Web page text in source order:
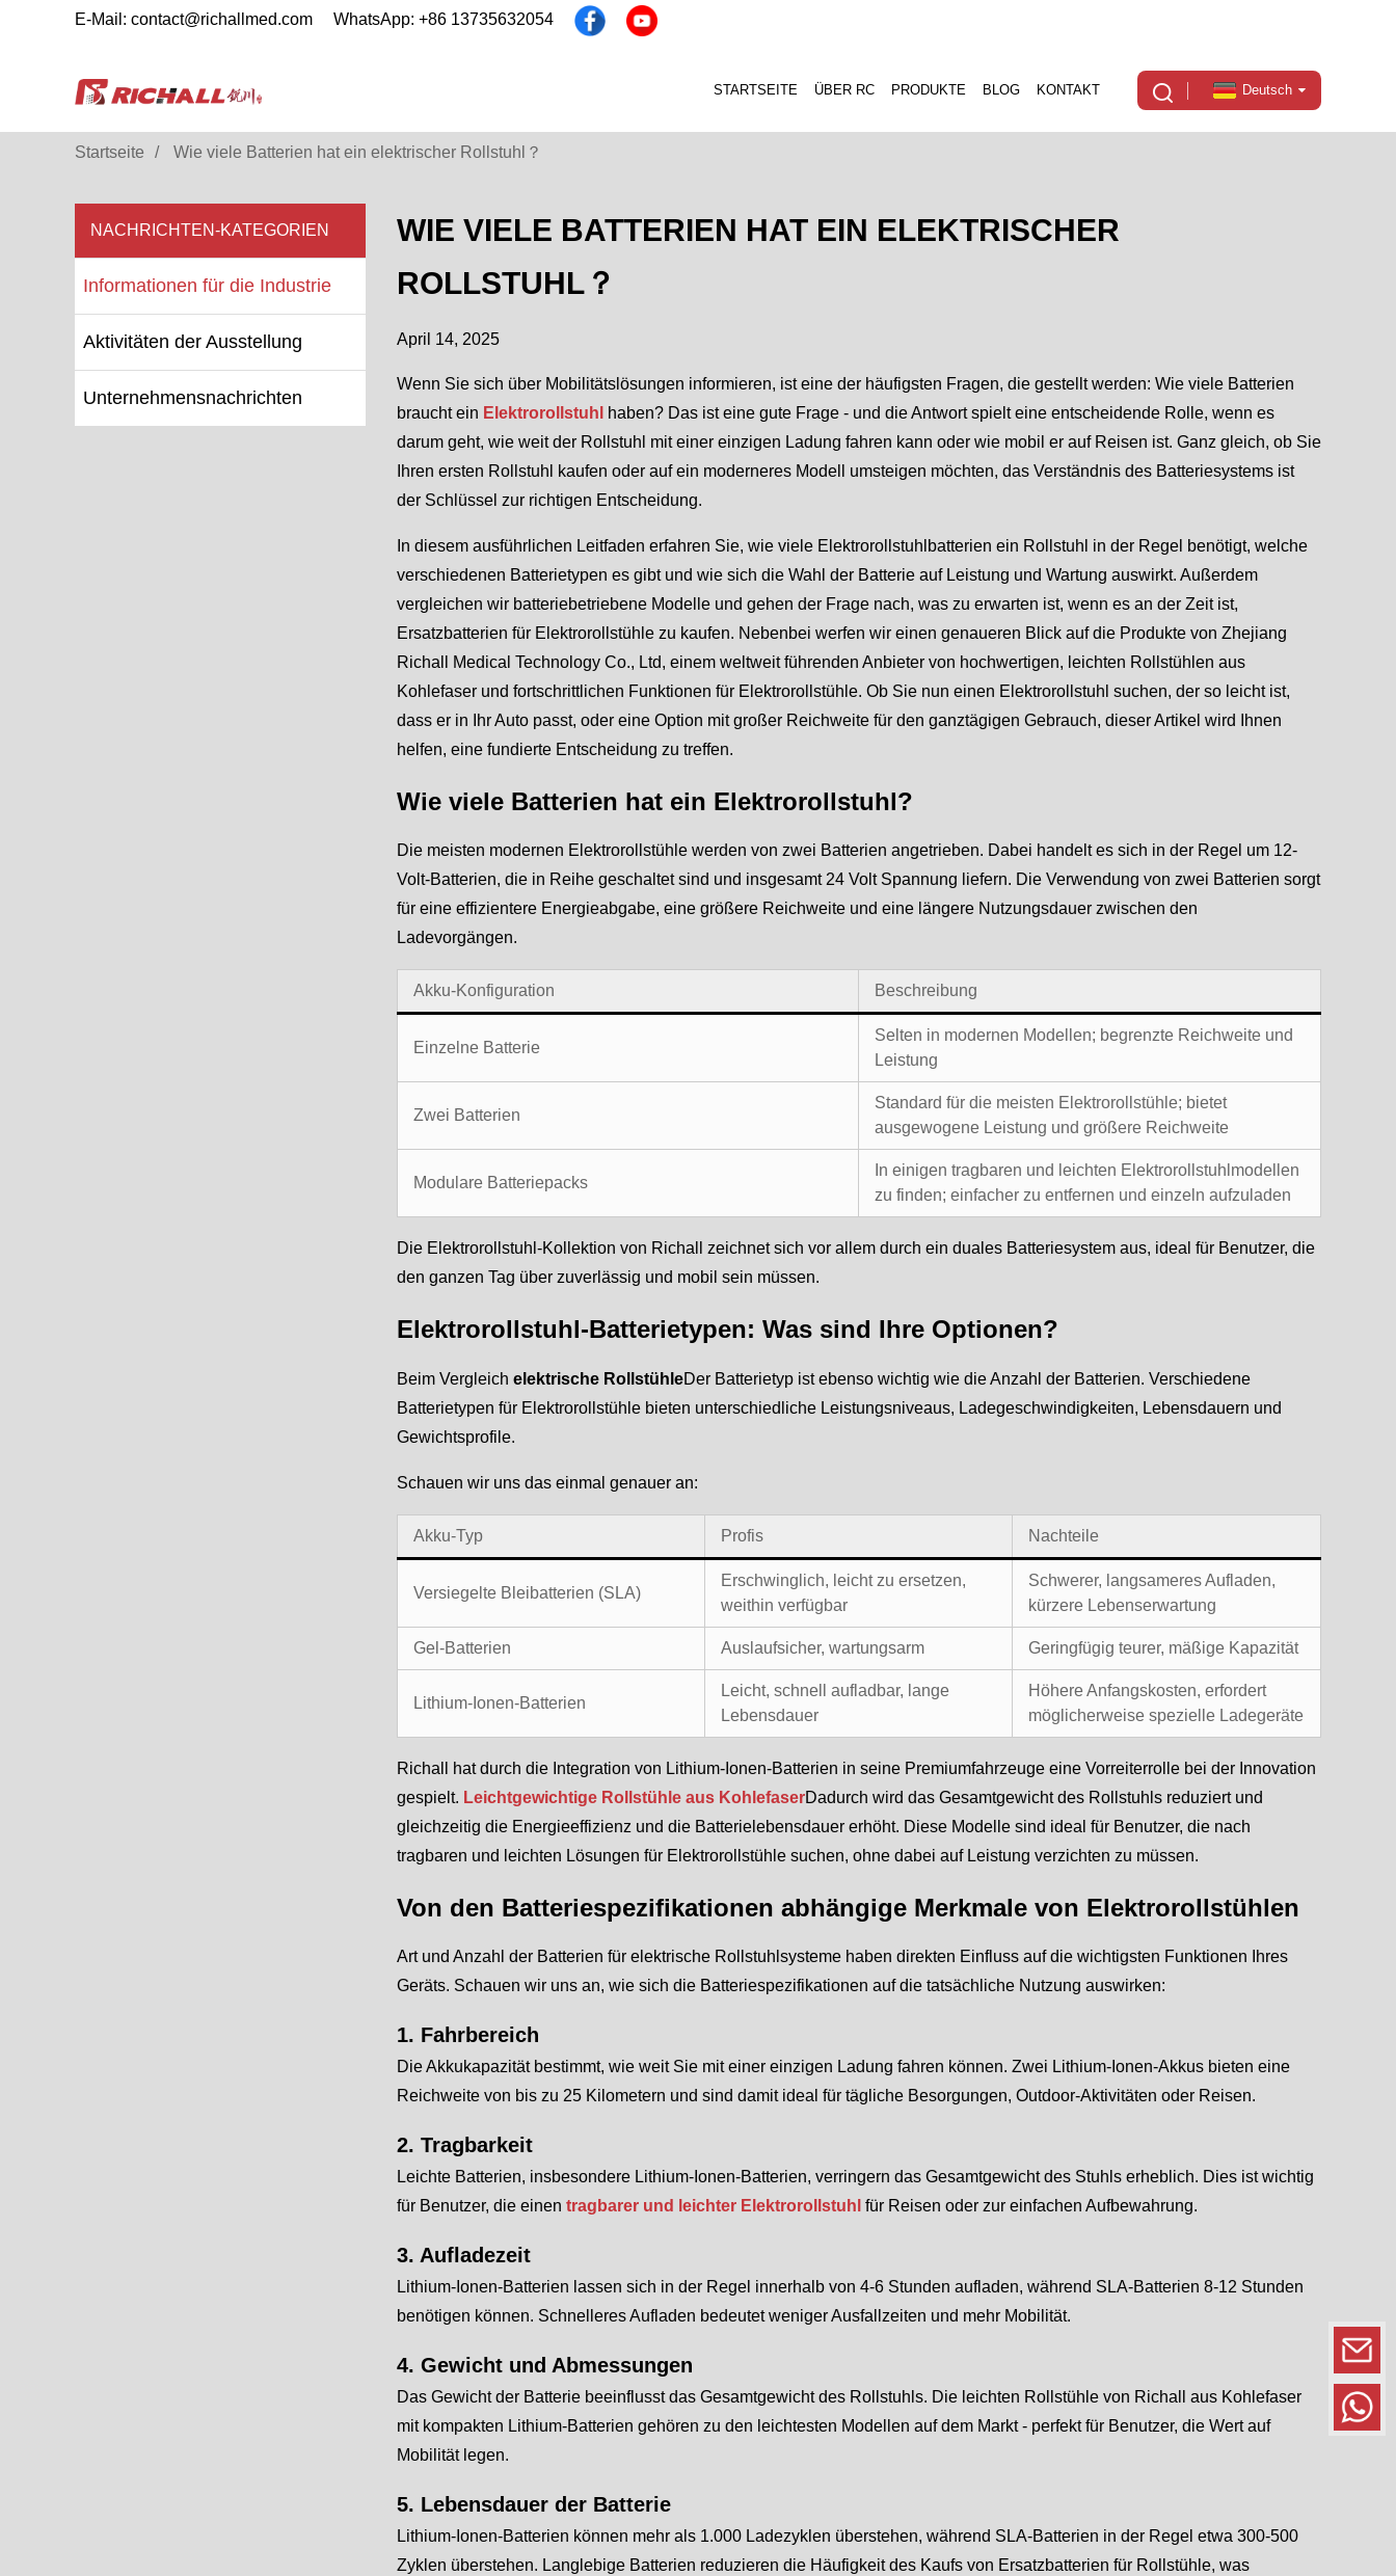
E-Mail: contact@richallmed.com WhatsApp: +86 13735632054
STARTSEITE ÜBER RC PRODUKTE BLOG KONTAKT Deutsch
Startseite Wie viele Batterien hat ein elektrischer Rollstuhl？
NACHRICHTEN-KATEGORIEN
Informationen für die Industrie
Aktivitäten der Ausstellung
Unternehmensnachrichten
WIE VIELE BATTERIEN HAT EIN ELEKTRISCHER
ROLLSTUHL？
April 14, 2025
Wenn Sie sich über Mobilitätslösungen informieren, ist eine der häufigsten Fragen, die gestellt werden: Wie viele Batterien
braucht ein Elektrorollstuhl
haben? Das ist eine gute Frage - und die Antwort spielt eine entscheidende Rolle, wenn es
darum geht, wie weit der Rollstuhl mit einer einzigen Ladung fahren kann oder wie mobil er auf Reisen ist. Ganz gleich, ob Sie
Ihren ersten Rollstuhl kaufen oder auf ein moderneres Modell umsteigen möchten, das Verständnis des Batteriesystems ist
der Schlüssel zur richtigen Entscheidung.
In diesem ausführlichen Leitfaden erfahren Sie, wie viele Elektrorollstuhlbatterien ein Rollstuhl in der Regel benötigt, welche
verschiedenen Batterietypen es gibt und wie sich die Wahl der Batterie auf Leistung und Wartung auswirkt. Außerdem
vergleichen wir batteriebetriebene Modelle und gehen der Frage nach, was zu erwarten ist, wenn es an der Zeit ist,
Ersatzbatterien für Elektrorollstühle zu kaufen. Nebenbei werfen wir einen genaueren Blick auf die Produkte von Zhejiang
Richall Medical Technology Co., Ltd, einem weltweit führenden Anbieter von hochwertigen, leichten Rollstühlen aus
Kohlefaser und fortschrittlichen Funktionen für Elektrorollstühle. Ob Sie nun einen Elektrorollstuhl suchen, der so leicht ist,
dass er in Ihr Auto passt, oder eine Option mit großer Reichweite für den ganztägigen Gebrauch, dieser Artikel wird Ihnen
helfen, eine fundierte Entscheidung zu treffen.
Wie viele Batterien hat ein Elektrorollstuhl?
Die meisten modernen Elektrorollstühle werden von zwei Batterien angetrieben. Dabei handelt es sich in der Regel um 12-
Volt-Batterien, die in Reihe geschaltet sind und insgesamt 24 Volt Spannung liefern. Die Verwendung von zwei Batterien sorgt
für eine effizientere Energieabgabe, eine größere Reichweite und eine längere Nutzungsdauer zwischen den
Ladevorgängen.
Akku-Konfiguration Beschreibung
Einzelne Batterie
Selten in modernen Modellen; begrenzte Reichweite und
Leistung
Zwei Batterien
Standard für die meisten Elektrorollstühle; bietet
ausgewogene Leistung und größere Reichweite
Modulare Batteriepacks
In einigen tragbaren und leichten Elektrorollstuhlmodellen
zu finden; einfacher zu entfernen und einzeln aufzuladen
Die Elektrorollstuhl-Kollektion von Richall zeichnet sich vor allem durch ein duales Batteriesystem aus, ideal für Benutzer, die
den ganzen Tag über zuverlässig und mobil sein müssen.
Elektrorollstuhl-Batterietypen: Was sind Ihre Optionen?
Beim Vergleich elektrische RollstühleDer Batterietyp ist ebenso wichtig wie die Anzahl der Batterien. Verschiedene
Batterietypen für Elektrorollstühle bieten unterschiedliche Leistungsniveaus, Ladegeschwindigkeiten, Lebensdauern und
Gewichtsprofile.
Schauen wir uns das einmal genauer an:
Akku-Typ Profis Nachteile
Versiegelte Bleibatterien (SLA)
Erschwinglich, leicht zu ersetzen,
weithin verfügbar
Schwerer, langsameres Aufladen,
kürzere Lebenserwartung
Gel-Batterien Auslaufsicher, wartungsarm Geringfügig teurer, mäßige Kapazität
Lithium-Ionen-Batterien
Leicht, schnell aufladbar, lange
Lebensdauer
Höhere Anfangskosten, erfordert
möglicherweise spezielle Ladegeräte
Richall hat durch die Integration von Lithium-Ionen-Batterien in seine Premiumfahrzeuge eine Vorreiterrolle bei der Innovation
gespielt. Leichtgewichtige Rollstühle aus KohlefaserDadurch wird das Gesamtgewicht des Rollstuhls reduziert und
gleichzeitig die Energieeffizienz und die Batterielebensdauer erhöht. Diese Modelle sind ideal für Benutzer, die nach
tragbaren und leichten Lösungen für Elektrorollstühle suchen, ohne dabei auf Leistung verzichten zu müssen.
Von den Batteriespezifikationen abhängige Merkmale von Elektrorollstühlen
Art und Anzahl der Batterien für elektrische Rollstuhlsysteme haben direkten Einfluss auf die wichtigsten Funktionen Ihres
Geräts. Schauen wir uns an, wie sich die Batteriespezifikationen auf die tatsächliche Nutzung auswirken:
1. Fahrbereich
Die Akkukapazität bestimmt, wie weit Sie mit einer einzigen Ladung fahren können. Zwei Lithium-Ionen-Akkus bieten eine
Reichweite von bis zu 25 Kilometern und sind damit ideal für tägliche Besorgungen, Outdoor-Aktivitäten oder Reisen.
2. Tragbarkeit
Leichte Batterien, insbesondere Lithium-Ionen-Batterien, verringern das Gesamtgewicht des Stuhls erheblich. Dies ist wichtig
für Benutzer, die einen tragbarer und leichter Elektrorollstuhl für Reisen oder zur einfachen Aufbewahrung.
3. Aufladezeit
Lithium-Ionen-Batterien lassen sich in der Regel innerhalb von 4-6 Stunden aufladen, während SLA-Batterien 8-12 Stunden
benötigen können. Schnelleres Aufladen bedeutet weniger Ausfallzeiten und mehr Mobilität.
4. Gewicht und Abmessungen
Das Gewicht der Batterie beeinflusst das Gesamtgewicht des Rollstuhls. Die leichten Rollstühle von Richall aus Kohlefaser
mit kompakten Lithium-Batterien gehören zu den leichtesten Modellen auf dem Markt - perfekt für Benutzer, die Wert auf
Mobilität legen.
5. Lebensdauer der Batterie
Lithium-Ionen-Batterien können mehr als 1.000 Ladezyklen überstehen, während SLA-Batterien in der Regel etwa 300-500
Zyklen überstehen. Langlebige Batterien reduzieren die Häufigkeit des Kaufs von Ersatzbatterien für Rollstühle, was